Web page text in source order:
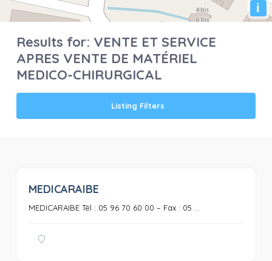
i
Results for: VENTE ET SERVICE
APRES VENTE DE MATÉRIEL
MEDICO-CHIRURGICAL
Listing Filters
MEDICARAIBE
MEDICARAIBE Tél : 05 96 70 60 00 – Fax : 05 ...